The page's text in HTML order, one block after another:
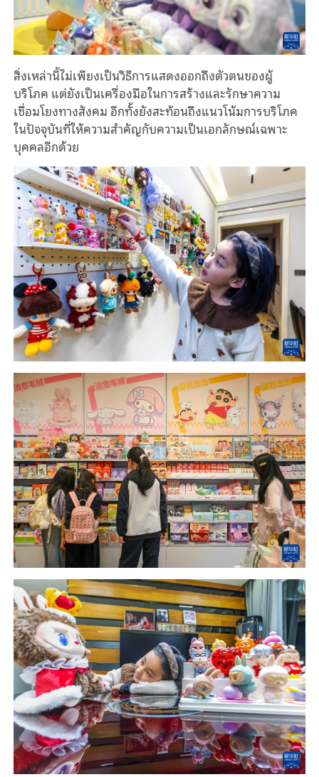
สิ่งเหล่านี้ไม่เพียงเป็นวิธีการแสดงออกถึงตัวตนของผู้
บริโภค แต่ยังเป็นเครื่องมือในการสร้างและรักษาความ
เชื่อมโยงทางสังคม อีกทั้งยังสะท้อนถึงแนวโน้มการบริโภค
ในปัจจุบันที่ให้ความสำคัญกับความเป็นเอกลักษณ์เฉพาะ
บุคคลอีกด้วย